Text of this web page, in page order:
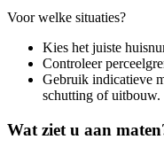
Voor welke situaties?
Kies het juiste
Controleer
Gebruik indicatieve
schutting of uitbouw.
Wat ziet u aan